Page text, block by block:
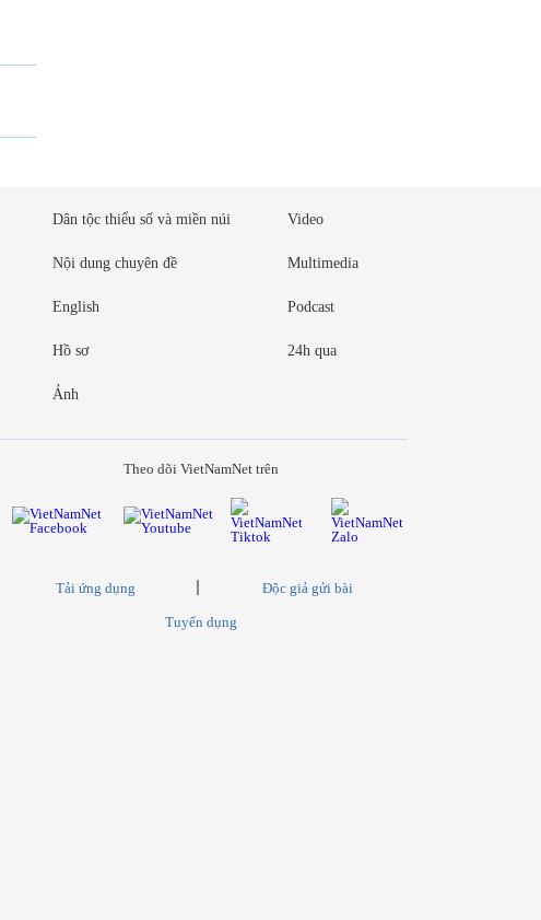
Dân tộc thiểu số và miền núi
Nội dung chuyên đề
English
Hồ sơ
Ảnh
Video
Multimedia
Podcast
24h qua
Theo dõi VietNamNet trên
Tải ứng dụng Độc giả gửi bài
Tuyển dụng